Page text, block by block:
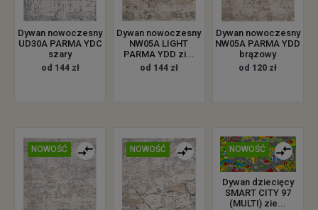
Dywan nowoczesny
UD30A PARMA YDC
szary
od 144 zł
Dywan nowoczesny
NW05A LIGHT
PARMA YDD zi...
od 144 zł
Dywan nowoczesny
NW05A PARMA YDD
brązowy
od 120 zł
NOWOŚĆ NOWOŚĆ NOWOŚĆ
Dywan dziecięcy
SMART CITY 97
(MULTI) zie...